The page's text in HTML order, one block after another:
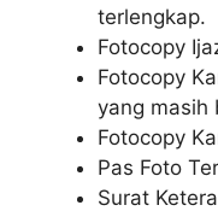
terlengkap.
Fotocopy
Fotocopy
yang masih
Fotocopy
Pas Foto
Surat